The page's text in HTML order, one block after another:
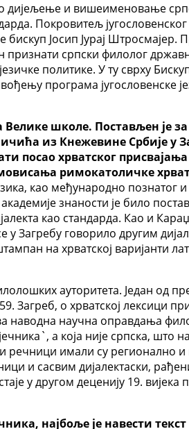
дијељење и вишеименовање
Покровитељ југословенског
Јосип Јурај Штросмајер.
признати српски филолог
политике. У ту сврху Бискуп
програма југословенске
школе. Постављен је за
из Кнежевине Србије у
посао хрватског
римокатоличке
као међународно познатог
знаности је било
као стандарда. Као и
у Загребу говорило другим
на хрватској варијанти
ауторитета. Један од
Загреб, о хрватској лексици
наводна научна оправдања
а која није српска, што
речници имали су регионално и
и сасвим дијалектаски,
у другом деценију 19. вијека
најбоље је навести текст